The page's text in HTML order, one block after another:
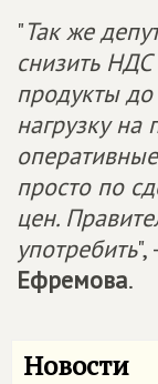
"Так же
снизить
продукты
нагрузку на
просто по
цен.
употребить",
Ефремова.
Новости